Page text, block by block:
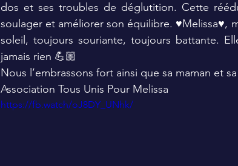
dos et ses troubles de déglutition. Cette
soulager et améliorer son équilibre. ♥️Melissa♥️,
soleil, toujours souriante, toujours battante.
jamais rien 💪🏼
Nous l’embrassons fort ainsi que sa maman et
Association Tous Unis Pour Melissa
https://fb.watch/oJ8DY_UNhk/